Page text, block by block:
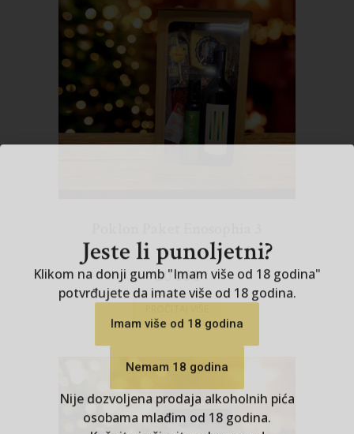
30.00€
Imam više od 18 godina
Nemam 18 godina
Nije dozvoljena prodaja alkoholnih pića
osobama mlađim od 18 godina.
Kušajte i uživajte odgovorno!